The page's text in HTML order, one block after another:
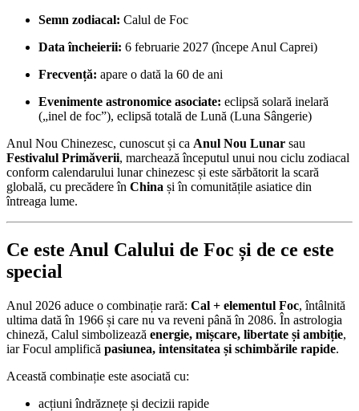
Semn zodiacal: Calul de Foc
Data încheierii: 6 februarie 2027 (începe Anul Caprei)
Frecvență: apare o dată la 60 de ani
Evenimente astronomice asociate: eclipsă solară inelară
(„inel de foc”), eclipsă totală de Lună (Luna Sângerie)
Anul Nou Chinezesc, cunoscut și ca Anul Nou Lunar sau
Festivalul Primăverii, marchează începutul unui nou ciclu zodiacal
conform calendarului lunar chinezesc și este sărbătorit la scară
globală, cu precădere în China și în comunitățile asiatice din
întreaga lume.
Ce este Anul Calului de Foc și de ce este
special
Anul 2026 aduce o combinație rară: Cal + elementul Foc, întâlnită
ultima dată în 1966 și care nu va reveni până în 2086. În astrologia
chineză, Calul simbolizează energie, mișcare, libertate și ambiție,
iar Focul amplifică pasiunea, intensitatea și schimbările rapide.
Această combinație este asociată cu:
acțiuni îndrăznețe și decizii rapide